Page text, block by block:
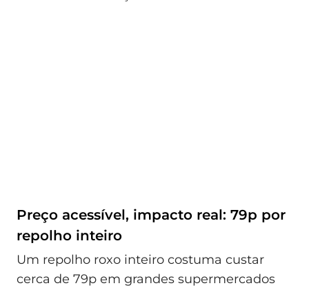
Preço acessível, impacto real: 79p por
repolho inteiro
Um repolho roxo inteiro costuma custar
cerca de 79p em grandes supermercados